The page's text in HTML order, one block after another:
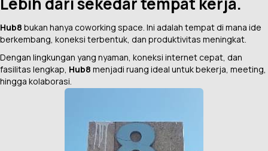
Hub8 bukan hanya coworking space. Ini adalah tempat di mana ide
berkembang, koneksi terbentuk, dan produktivitas meningkat.
Dengan lingkungan yang nyaman, koneksi internet cepat, dan
fasilitas lengkap, Hub8 menjadi ruang ideal untuk bekerja, meeting,
hingga kolaborasi.